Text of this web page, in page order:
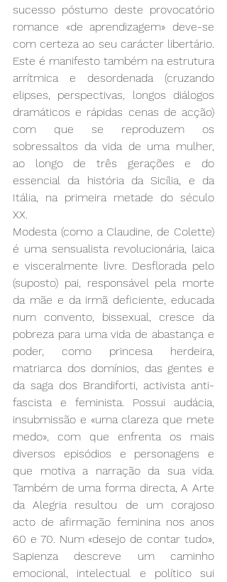
sucesso póstumo deste provocatório
romance «de aprendizagem» deve-se
com certeza ao seu carácter libertário.
Este é manifesto também na estrutura
arrítmica e desordenada (cruzando
elipses, perspectivas, longos diálogos
dramáticos e rápidas cenas de acção)
com que se reproduzem os
sobressaltos da vida de uma mulher,
ao longo de três gerações e do
essencial da história da Sicília, e da
Itália, na primeira metade do século
XX.
Modesta (como a Claudine, de Colette)
é uma sensualista revolucionária, laica
e visceralmente livre. Desflorada pelo
(suposto) pai, responsável pela morte
da mãe e da irmã deficiente, educada
num convento, bissexual, cresce da
pobreza para uma vida de abastança e
poder, como princesa herdeira,
matriarca dos domínios, das gentes e
da saga dos Brandiforti, activista anti-
fascista e feminista. Possui audácia,
insubmissão e «uma clareza que mete
medo», com que enfrenta os mais
diversos episódios e personagens e
que motiva a narração da sua vida.
Também de uma forma directa, A Arte
da Alegria resultou de um corajoso
acto de afirmação feminina nos anos
60 e 70. Num «desejo de contar tudo»,
Sapienza descreve um caminho
emocional, intelectual e político sui